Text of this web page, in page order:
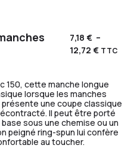
7,18 € –
12,72 € TTC
150, cette manche longue
lorsque les manches
une coupe classique
Il peut être porté
sous une chemise ou un
peigné ring-spun lui confère
au toucher.